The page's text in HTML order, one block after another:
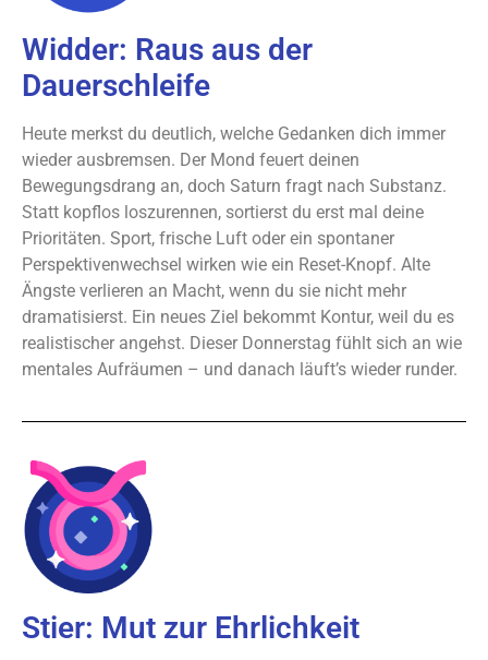
Widder: Raus aus der
Dauerschleife
Heute merkst du deutlich, welche Gedanken dich immer
wieder ausbremsen. Der Mond feuert deinen
Bewegungsdrang an, doch Saturn fragt nach Substanz.
Statt kopflos loszurennen, sortierst du erst mal deine
Prioritäten. Sport, frische Luft oder ein spontaner
Perspektivenwechsel wirken wie ein Reset-Knopf. Alte
Ängste verlieren an Macht, wenn du sie nicht mehr
dramatisierst. Ein neues Ziel bekommt Kontur, weil du es
realistischer angehst. Dieser Donnerstag fühlt sich an wie
mentales Aufräumen – und danach läuft’s wieder runder.
Stier: Mut zur Ehrlichkeit